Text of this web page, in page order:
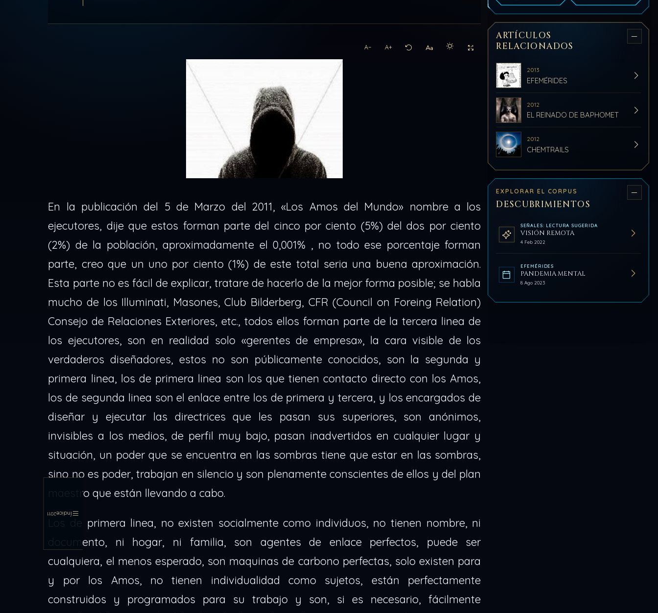
Índice
2011
A− A+
Activar modo claro de lectura
Sin distracciones
En la publicación del 5 de Marzo del 2011, «Los Amos del Mundo» nombre a los
ejecutores, dije que estos forman parte del cinco por ciento (5%) del dos por ciento
(2%) de la población, aproximadamente el 0,001% , no todo ese porcentaje forman
parte, creo que un uno por ciento (1%) de este total seria una buena aproximación.
Esta parte no es fácil de explicar, tratare de hacerlo de la mejor forma posible; se habla
mucho de los Illuminati, Masones, Club Bilderberg, CFR (Council on Foreing Relation)
Consejo de Relaciones Exteriores, etc., todos ellos forman parte de la tercera linea de
los ejecutores, son en realidad solo «gerentes de empresa», la cara visible de los
verdaderos diseñadores, estos no son públicamente conocidos, son la segunda y
primera linea, los de primera linea son los que tienen contacto directo con los Amos,
los de segunda linea son el enlace entre los de primera y tercera, y los encargados de
diseñar y ejecutar las directrices que les pasan sus superiores, son anónimos,
invisibles a los medios, de perfil muy bajo, pasan inadvertidos en cualquier lugar y
situación, un poder que se encuentra en las sombras tiene que estar en las sombras,
sino no es poder, trabajan en silencio y son plenamente conscientes de ellos y del plan
maestro que están llevando a cabo.
Los de primera linea, no existen socialmente como individuos, no tienen nombre, ni
documento, ni hogar, ni familia, son agentes de enlace perfectos, puede ser
cualquiera, el menos esperado, son maquinas de carbono perfectas, solo existen para
y por los Amos, no tienen individualidad como sujetos, están perfectamente
construidos y programados para su trabajo y son, si es necesario, fácilmente
ARTÍCULOS
RELACIONADOS
2013
EFEMÉRIDES
2012
EL REINADO DE BAPHOMET
2012
CHEMTRAILS
EXPLORAR EL CORPUS
DESCUBRIMIENTOS
SEÑALES: LECTURA SUGERIDA
VISIÓN REMOTA
4 Feb 2022
EFEMÉRIDES
PANDEMIA MENTAL
8 Ago 2023